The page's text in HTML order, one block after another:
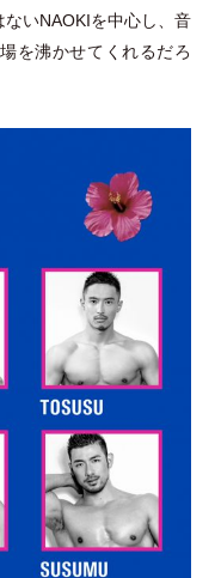
いNAOKIを中心し、音
を沸かせてくれるだろ